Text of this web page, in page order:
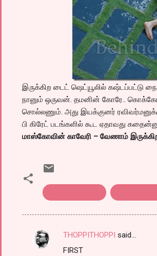
இருக்கிற டைட் ஷெட்யூலில் கஷ்டப்பட்டு
நானும் ஒருவன். தமனின் கோரே..
சொல்லணும். அது இயக்குனர்
பி கிரேட் படங்களில் கூட ஏதாவது
மாஸ்கோவின் காவேரி – வேணாம்
C
THOPPITHOPPI said…
FIRST